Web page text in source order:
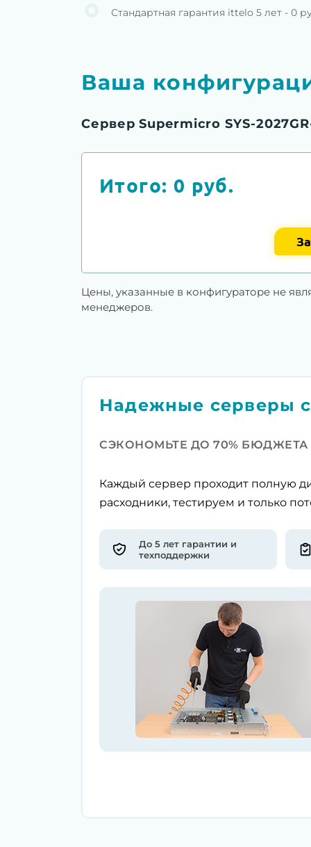
Стандартная гарантия ittelo 5 лет - 0
Ваша
Сервер Supermicro SYS-
Итого: 0 руб.
Цены, указанные в конфигураторе не
менеджеров.
Надежные серверы
СЭКОНОМЬТЕ ДО 70% БЮДЖЕТА
Каждый сервер проходит полную
расходники, тестируем и только
До 5 лет гарантии и
техподдержки